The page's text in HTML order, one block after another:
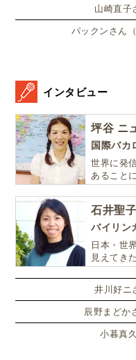
山崎直子
パックンさん
インタビュー
坪谷 ニ
国際バカ
世界に発
あること
石井聖
日本・世
見えてき
井川好ニ
辰野まどか
小暮真